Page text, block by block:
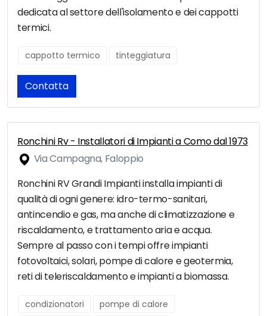
dedicata al settore dell'isolamento e dei cappotti
termici.
cappotto termico tinteggiatura
Contatta
Ronchini Rv - Installatori di Impianti a Como dal 1973
Via Campagna, Faloppio
Ronchini RV Grandi Impianti installa impianti di
qualità di ogni genere: idro-termo-sanitari,
antincendio e gas, ma anche di climatizzazione e
riscaldamento, e trattamento aria e acqua.
Sempre al passo con i tempi offre impianti
fotovoltaici, solari, pompe di calore e geotermia,
reti di teleriscaldamento e impianti a biomassa.
condizionatori
pompe di calore